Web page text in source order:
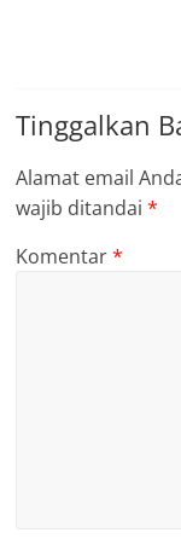
Tinggalkan
Alamat email
wajib ditandai*
Komentar*